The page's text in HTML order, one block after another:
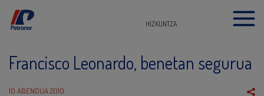
HIZKUNTZA
Francisco Leonardo, benetan segurua
10 ABENDUA 2010